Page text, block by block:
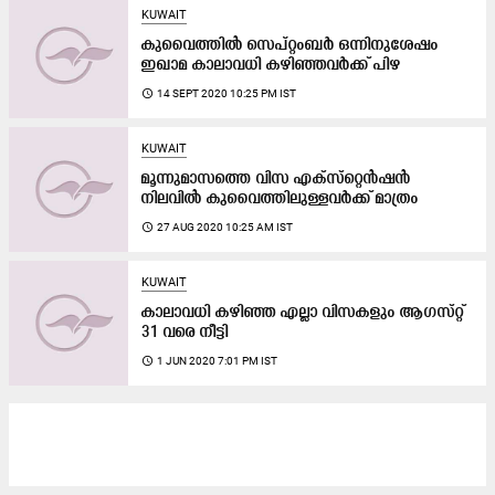
KUWAIT
കുവൈത്തിൽ സെപ്​റ്റംബർ ഒന്നിനുശേഷം
ഇഖാമ കാലാവധി കഴിഞ്ഞവർക്ക്​ പിഴ
access_time 14 SEPT 2020 10:25 PM IST
KUWAIT
മൂന്നുമാസത്തെ വിസ എക്​സ്​റ്റെൻഷൻ
നിലവിൽ കുവൈത്തിലുള്ളവർക്ക്​ മാത്രം
access_time 27 AUG 2020 10:25 AM IST
KUWAIT
കാലാവധി കഴിഞ്ഞ എല്ലാ വിസകളും ആഗസ്​റ്റ്​​
31 വരെ നീട്ടി
access_time 1 JUN 2020 7:01 PM IST